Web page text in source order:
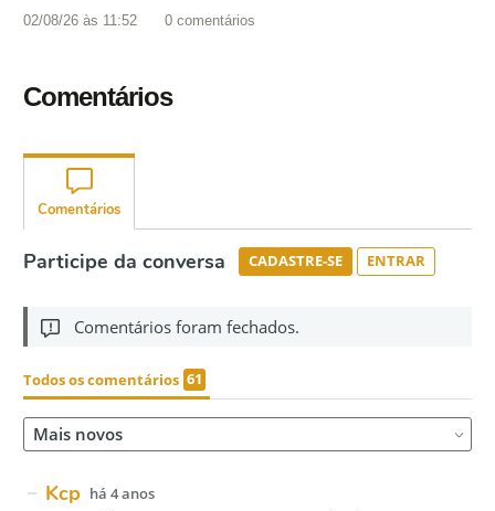
02/08/26 às 11:52 0 comentários
Comentários